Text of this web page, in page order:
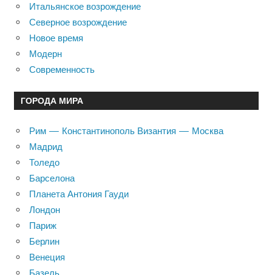
Итальянское возрождение
Северное возрождение
Новое время
Модерн
Современность
ГОРОДА МИРА
Рим — Константинополь Византия — Москва
Мадрид
Толедо
Барселона
Планета Антония Гауди
Лондон
Париж
Берлин
Венеция